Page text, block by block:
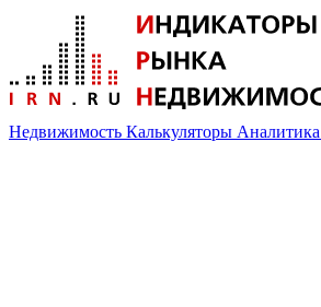
Недвижимость Калькуляторы Аналитика